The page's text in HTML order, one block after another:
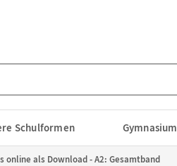
Schulformen Gymnasium
online als Download - A2: Gesamtband